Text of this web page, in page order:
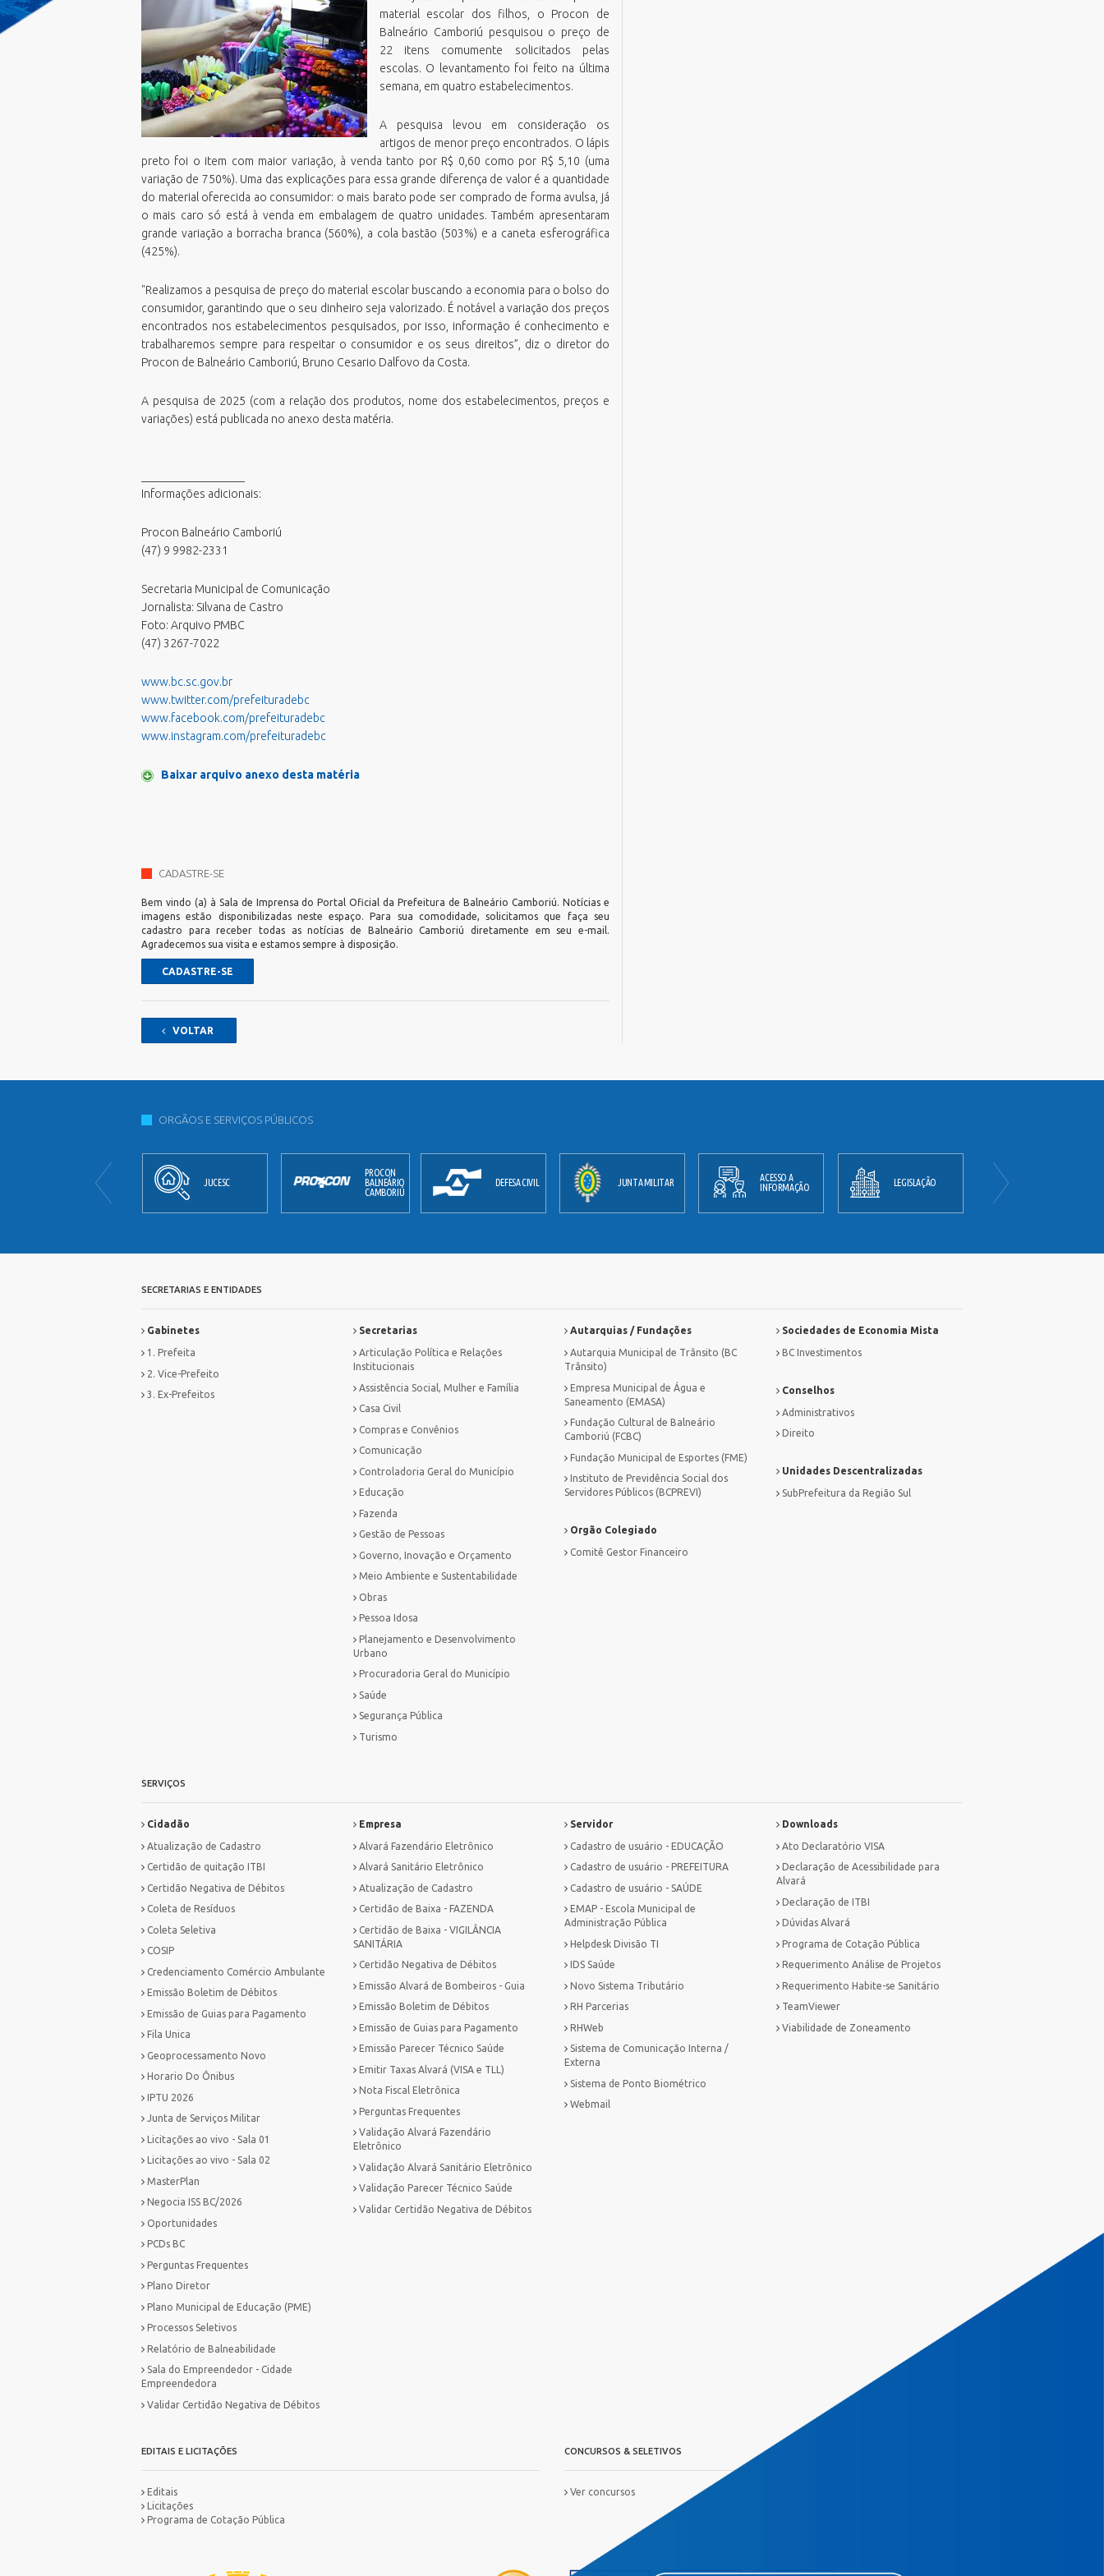
Fazenda
Gestão de Pessoas
Governo, Inovação e Orçamento
Meio Ambiente e Sustentabilidade
Obras
Pessoa Idosa
Planejamento e Desenvolvimento
Urbano
Procuradoria Geral do Município
Saúde
Segurança Pública
Orgão Colegiado
Comitê Gestor Financeiro
Emissão de Guias para Pagamento
Fila Unica
Geoprocessamento Novo
Horario Do Ônibus
IPTU 2026
Junta de Serviços Militar
Licitações ao vivo - Sala 01
Licitações ao vivo - Sala 02
Negocia ISS BC/2026
Oportunidades
Perguntas Frequentes
Plano Diretor
Plano Municipal de Educação (PME)
Processos Seletivos
Sala do Empreendedor - Cidade
Empreendedora
Emissão Boletim de Débitos
Emissão de Guias para Pagamento
Emissão Parecer Técnico Saúde
Emitir Taxas Alvará (VISA e TLL)
Nota Fiscal Eletrônica
Perguntas Frequentes
Validação Alvará Fazendário Eletrônico
Validação Alvará Sanitário Eletrônico
Validação Parecer Técnico Saúde
Validar Certidão Negativa de Débitos
RH Parcerias
RHWeb
Sistema de Comunicação Interna /
Externa
Webmail
material escolar dos filhos, o Procon de
Balneário Camboriú pesquisou o preço de
22 itens comumente solicitados pelas
escolas. O levantamento foi feito na última
semana, em quatro estabelecimentos.
A pesquisa levou em consideração os
artigos de menor preço encontrados. O lápis
preto foi o item com maior variação, à venda tanto por R$ 0,60 como por R$ 5,10 (uma
variação de 750%). Uma das explicações para essa grande diferença de valor é a quantidade
do material oferecida ao consumidor: o mais barato pode ser comprado de forma avulsa, já
o mais caro só está à venda em embalagem de quatro unidades. Também apresentaram
grande variação a borracha branca (560%), a cola bastão (503%) e a caneta esferográfica
(425%).
"Realizamos a pesquisa de preço do material escolar buscando a economia para o bolso do
consumidor, garantindo que o seu dinheiro seja valorizado. É notável a variação dos preços
encontrados nos estabelecimentos pesquisados, por isso, informação é conhecimento e
trabalharemos sempre para respeitar o consumidor e os seus direitos”, diz o diretor do
Procon de Balneário Camboriú, Bruno Cesario Dalfovo da Costa.
A pesquisa de 2025 (com a relação dos produtos, nome dos estabelecimentos, preços e
variações) está publicada no anexo desta matéria.
Informações adicionais:
Procon Balneário Camboriú
(47) 9 9982-2331
Secretaria Municipal de Comunicação
Jornalista: Silvana de Castro
Foto: Arquivo PMBC
(47) 3267-7022
www.bc.sc.gov.br
www.twitter.com/prefeituradebc
www.facebook.com/prefeituradebc
www.instagram.com/prefeituradebc
Baixar arquivo anexo desta matéria
CADASTRE-SE
Bem vindo (a) à Sala de Imprensa do Portal Oficial da Prefeitura de Balneário Camboriú. Notícias e
imagens estão disponibilizadas neste espaço. Para sua comodidade, solicitamos que faça seu
cadastro para receber todas as notícias de Balneário Camboriú diretamente em seu e-mail.
Agradecemos sua visita e estamos sempre à disposição.
CADASTRE-SE
VOLTAR
ORGÃOS E SERVIÇOS PÚBLICOS
JORNAL
OFICIAL
JUCESC
PROCON
BALNEÁRIO
CAMBORIÚ
DEFESA CIVIL JUNTA MILITAR
ACESSO A
INFORMAÇÃO
LEGISLAÇÃO
SECRETARIAS E ENTIDADES
Gabinetes
1. Prefeita
2. Vice-Prefeito
3. Ex-Prefeitos
Secretarias
Articulação Política e Relações
Institucionais
Assistência Social, Mulher e Família
Casa Civil
Compras e Convênios
Comunicação
Controladoria Geral do Município
Educação
Fazenda
Gestão de Pessoas
Governo, Inovação e Orçamento
Meio Ambiente e Sustentabilidade
Obras
Pessoa Idosa
Planejamento e Desenvolvimento
Urbano
Procuradoria Geral do Município
Saúde
Segurança Pública
Turismo
Autarquias / Fundações
Autarquia Municipal de Trânsito (BC
Trânsito)
Empresa Municipal de Água e
Saneamento (EMASA)
Fundação Cultural de Balneário
Camboriú (FCBC)
Fundação Municipal de Esportes (FME)
Instituto de Previdência Social dos
Servidores Públicos (BCPREVI)
Sociedades de Economia Mista
BC Investimentos
Conselhos
Administrativos
Direito
Unidades Descentralizadas
SubPrefeitura da Região Sul
Orgão Colegiado
Comitê Gestor Financeiro
SERVIÇOS
Cidadão
Atualização de Cadastro
Certidão de quitação ITBI
Certidão Negativa de Débitos
Coleta de Resíduos
Coleta Seletiva
COSIP
Credenciamento Comércio Ambulante
Emissão Boletim de Débitos
Emissão de Guias para Pagamento
Fila Unica
Geoprocessamento Novo
Horario Do Ônibus
IPTU 2026
Junta de Serviços Militar
Licitações ao vivo - Sala 01
Licitações ao vivo - Sala 02
MasterPlan
Negocia ISS BC/2026
Oportunidades
PCDs BC
Perguntas Frequentes
Plano Diretor
Plano Municipal de Educação (PME)
Processos Seletivos
Relatório de Balneabilidade
Sala do Empreendedor - Cidade
Empreendedora
Validar Certidão Negativa de Débitos
Empresa
Alvará Fazendário Eletrônico
Alvará Sanitário Eletrônico
Atualização de Cadastro
Certidão de Baixa - FAZENDA
Certidão de Baixa - VIGILÂNCIA
SANITÁRIA
Certidão Negativa de Débitos
Emissão Alvará de Bombeiros - Guia
Emissão Boletim de Débitos
Emissão de Guias para Pagamento
Emissão Parecer Técnico Saúde
Emitir Taxas Alvará (VISA e TLL)
Nota Fiscal Eletrônica
Perguntas Frequentes
Validação Alvará Fazendário
Eletrônico
Validação Alvará Sanitário Eletrônico
Validação Parecer Técnico Saúde
Validar Certidão Negativa de Débitos
Servidor
Cadastro de usuário - EDUCAÇÃO
Cadastro de usuário - PREFEITURA
Cadastro de usuário - SAÚDE
EMAP - Escola Municipal de
Administração Pública
Helpdesk Divisão TI
IDS Saúde
Novo Sistema Tributário
RH Parcerias
RHWeb
Sistema de Comunicação Interna /
Externa
Sistema de Ponto Biométrico
Webmail
Downloads
Ato Declaratório VISA
Declaração de Acessibilidade para
Alvará
Declaração de ITBI
Dúvidas Alvará
Programa de Cotação Pública
Requerimento Análise de Projetos
Requerimento Habite-se Sanitário
TeamViewer
Viabilidade de Zoneamento
EDITAIS E LICITAÇÕES
Editais
Licitações
Programa de Cotação Pública
CONCURSOS & SELETIVOS
Ver concursos